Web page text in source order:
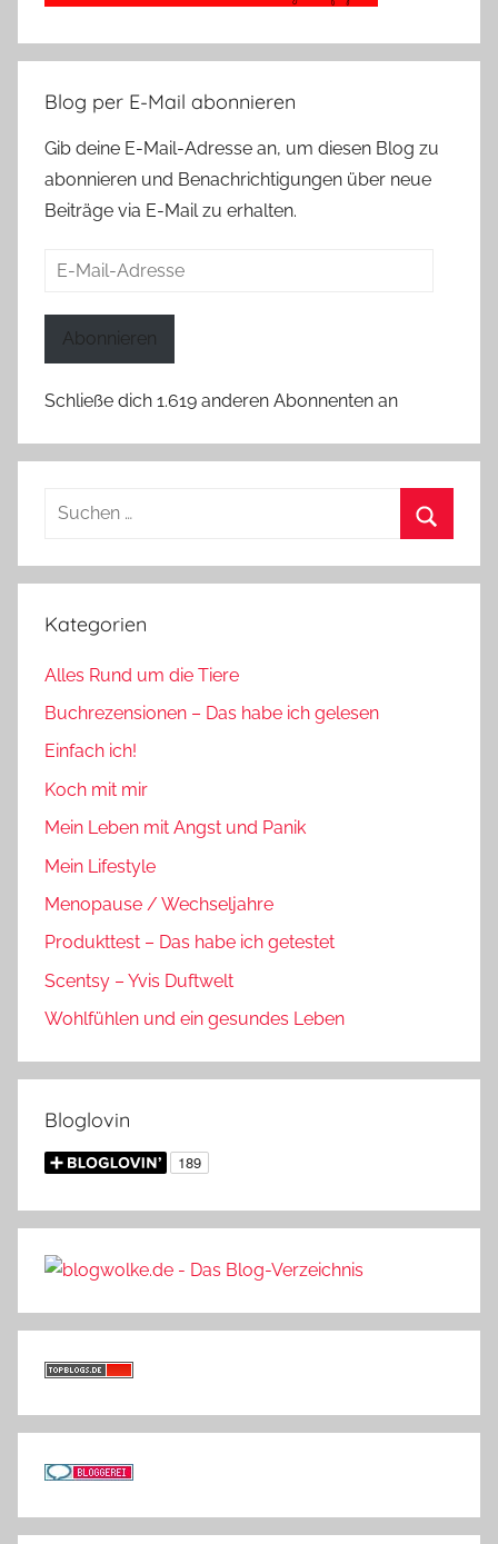
Blog per E-Mail abonnieren
Gib deine E-Mail-Adresse an, um diesen Blog zu
abonnieren und Benachrichtigungen über neue
Beiträge via E-Mail zu erhalten.
E-
Abonnieren
Schließe dich 1.619 anderen Abonnenten an
Suchen
Kategorien
Alles Rund um die Tiere
Buchrezensionen – Das habe ich gelesen
Einfach ich!
Koch mit mir
Mein Leben mit Angst und Panik
Mein Lifestyle
Menopause / Wechseljahre
Produkttest – Das habe ich getestet
Scentsy – Yvis Duftwelt
Wohlfühlen und ein gesundes Leben
Bloglovin